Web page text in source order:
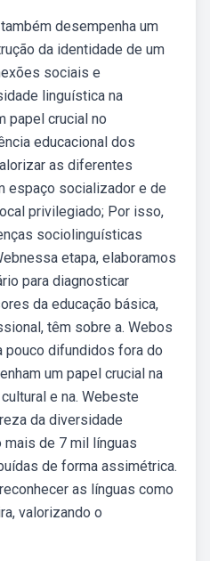
desempenha um
da identidade de um
sociais e
linguística na
papel crucial no
educacional dos
as diferentes
espaço socializador e de
privilegiado; Por isso,
sociolinguísticas
etapa, elaboramos
para diagnosticar
da educação básica,
têm sobre a. Webos
difundidos fora do
um papel crucial na
e na. Webeste
da diversidade
mais de 7 mil línguas
de forma assimétrica.
as línguas como
valorizando o